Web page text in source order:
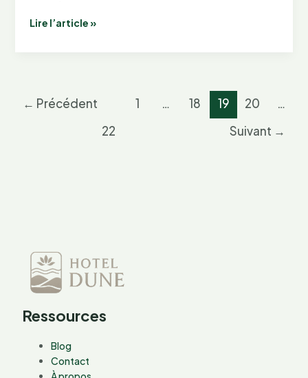
Siam
grand
Lire l’article »
← Précédent 1 … 18 19 20
…
22
Suivant →
Ressources
Blog
Contact